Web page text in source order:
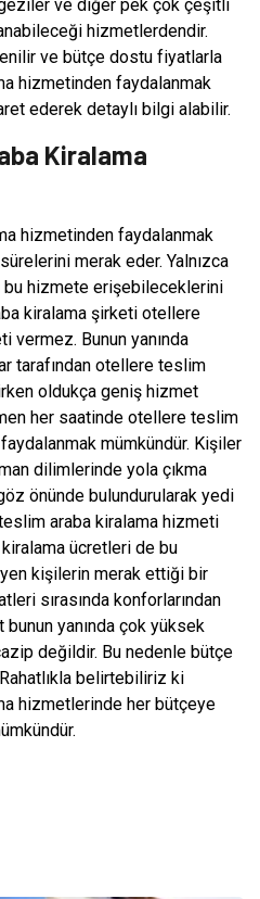
ve diğer pek çok çeşitli
hizmetlerdendir.
ve bütçe dostu fiyatlarla
hizmetinden faydalanmak
ederek detaylı bilgi alabilir.
Kiralama
hizmetinden faydalanmak
merak eder. Yalnızca
hizmete erişebileceklerini
kiralama şirketi otellere
vermez. Bunun yanında
tarafından otellere teslim
oldukça geniş hizmet
her saatinde otellere teslim
mümkündür. Kişiler
dilimlerinde yola çıkma
önünde bulundurularak yedi
araba kiralama hizmeti
ücretleri de bu
kişilerin merak ettiği bir
sırasında konforlarından
yanında çok yüksek
değildir. Bu nedenle bütçe
belirtebiliriz ki
hizmetlerinde her bütçeye